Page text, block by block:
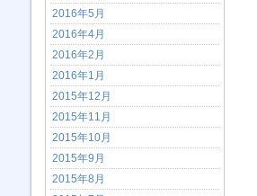
2016年5月
2016年4月
2016年2月
2016年1月
2015年12月
2015年11月
2015年10月
2015年9月
2015年8月